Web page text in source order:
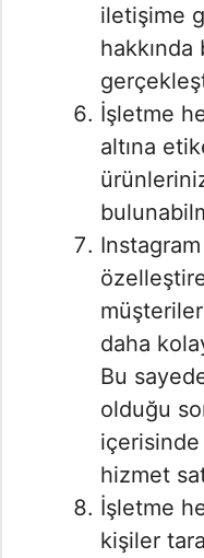
iletişime
hakkında
İşletme
altına
daha
Bu
olduğu
hizmet
İşletme
kişiler